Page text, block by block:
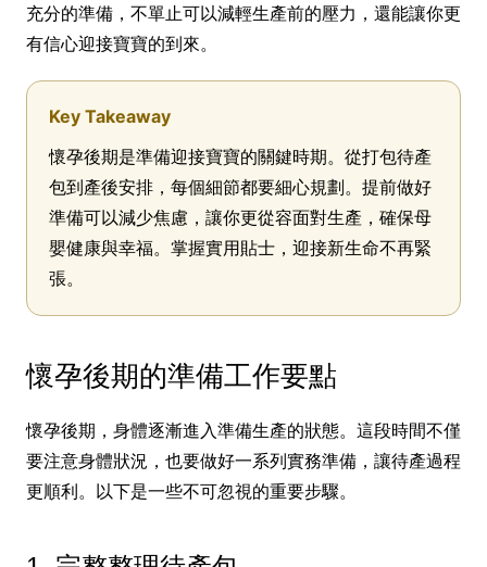
充分的準備，不單止可以減輕生產前的壓力，還能讓你更
有信心迎接寶寶的到來。
Key Takeaway
懷孕後期是準備迎接寶寶的關鍵時期。從打包待產
包到產後安排，每個細節都要細心規劃。提前做好
準備可以減少焦慮，讓你更從容面對生產，確保母
嬰健康與幸福。掌握實用貼士，迎接新生命不再緊
張。
懷孕後期的準備工作要點
懷孕後期，身體逐漸進入準備生產的狀態。這段時間不僅
要注意身體狀況，也要做好一系列實務準備，讓待產過程
更順利。以下是一些不可忽視的重要步驟。